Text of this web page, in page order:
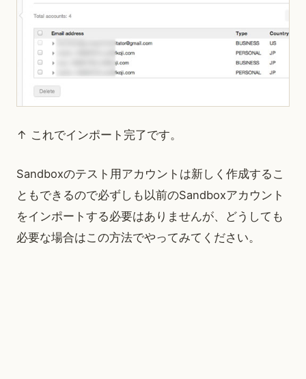
↑ これでインポート完了です。
Sandboxのテスト用アカウントは新しく作成するこ
ともできるので必ずしも以前のSandboxアカウント
をインポートする必要はありませんが、どうしても
必要な場合はこの方法でやってみてください。